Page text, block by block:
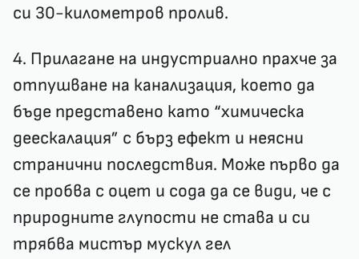
си 30-километров пролив.
4. Прилагане на индустриално прахче за
отпушване на канализация, което да
бъде представено като “химическа
деескалация” с бърз ефект и неясни
странични последствия. Може първо да
се пробва с оцет и сода да се види, че с
природните глупости не става и си
трябва мистър мускул гел